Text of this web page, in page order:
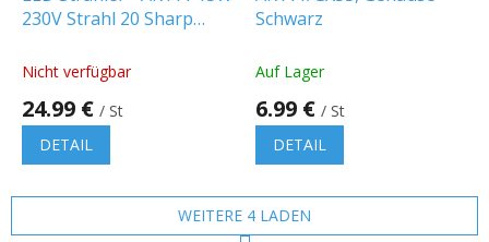
230V Strahl 20 Sharp
Nicht verfügbar
24.99 € / St
DETAIL
Schwarz
Auf Lager
6.99 € / St
DETAIL
WEITERE 4 LADEN